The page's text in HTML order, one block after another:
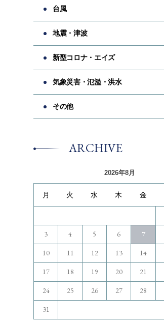
台風
地震・津波
新型コロナ・エイズ
気象災害・氾濫・洪水
その他
ARCHIVE
2026年8月
月 火 水 木 金
3 4 5 6 7
10 11 12 13 14
17 18 19 20 21
24 25 26 27 28
31